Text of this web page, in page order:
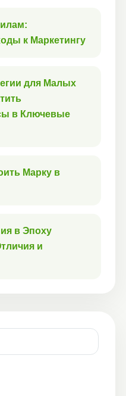
к Маркетингу
для Малых
в Ключевые
Марку в
в Эпоху
и